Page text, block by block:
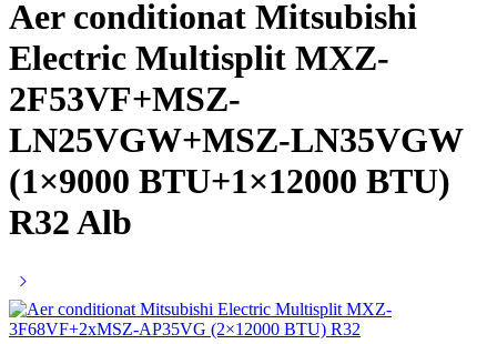
Aer conditionat Mitsubishi
Electric Multisplit MXZ-
2F53VF+MSZ-
LN25VGW+MSZ-LN35VGW
(1×9000 BTU+1×12000 BTU)
R32 Alb